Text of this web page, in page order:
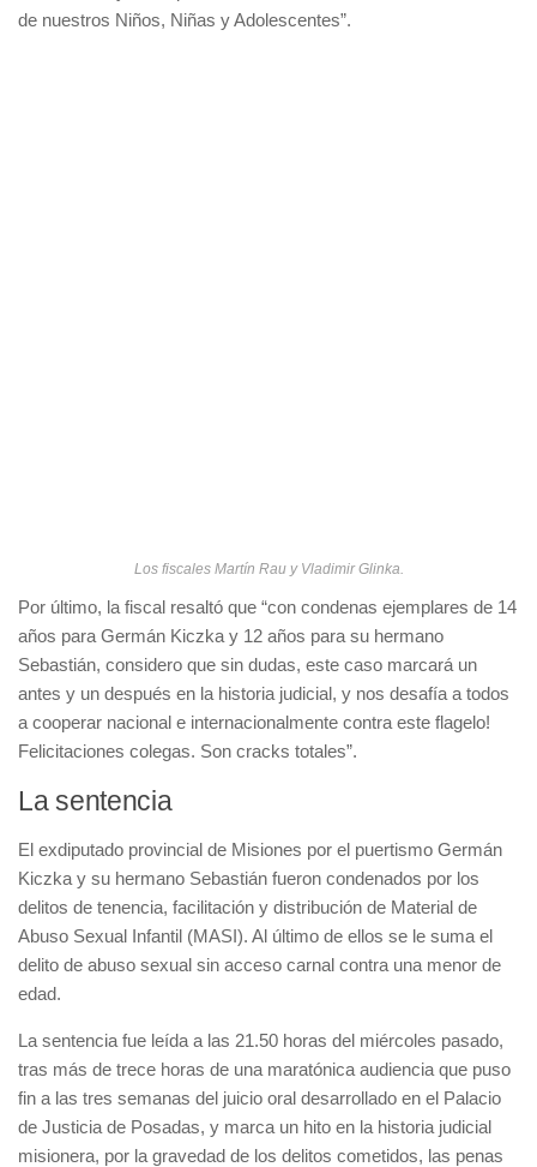
de nuestros Niños, Niñas y Adolescentes”.
Los fiscales Martín Rau y Vladimir Glinka.
Por último, la fiscal resaltó que “con condenas ejemplares de 14
años para Germán Kiczka y 12 años para su hermano
Sebastián, considero que sin dudas, este caso marcará un
antes y un después en la historia judicial, y nos desafía a todos
a cooperar nacional e internacionalmente contra este flagelo!
Felicitaciones colegas. Son cracks totales”.
La sentencia
El exdiputado provincial de Misiones por el puertismo Germán
Kiczka y su hermano Sebastián fueron condenados por los
delitos de tenencia, facilitación y distribución de Material de
Abuso Sexual Infantil (MASI). Al último de ellos se le suma el
delito de abuso sexual sin acceso carnal contra una menor de
edad.
La sentencia fue leída a las 21.50 horas del miércoles pasado,
tras más de trece horas de una maratónica audiencia que puso
fin a las tres semanas del juicio oral desarrollado en el Palacio
de Justicia de Posadas, y marca un hito en la historia judicial
misionera, por la gravedad de los delitos cometidos, las penas